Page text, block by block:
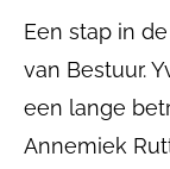
Een stap in
van Bestuur.
een lange
Annemiek